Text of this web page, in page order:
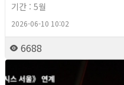
기간 : 5월
2026-06-10 10:02
6688